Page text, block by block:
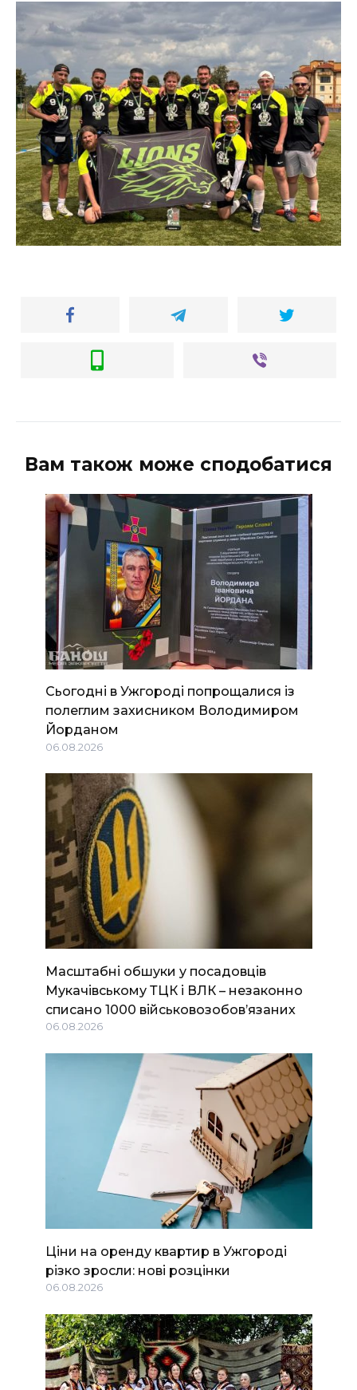
Вам також може сподобатися
Сьогодні в Ужгороді попрощалися із
полеглим захисником Володимиром
Йорданом
06.08.2026
Масштабні обшуки у посадовців
Мукачівському ТЦК і ВЛК – незаконно
списано 1000 військовозобов’язаних
06.08.2026
Ціни на оренду квартир в Ужгороді
різко зросли: нові розцінки
06.08.2026